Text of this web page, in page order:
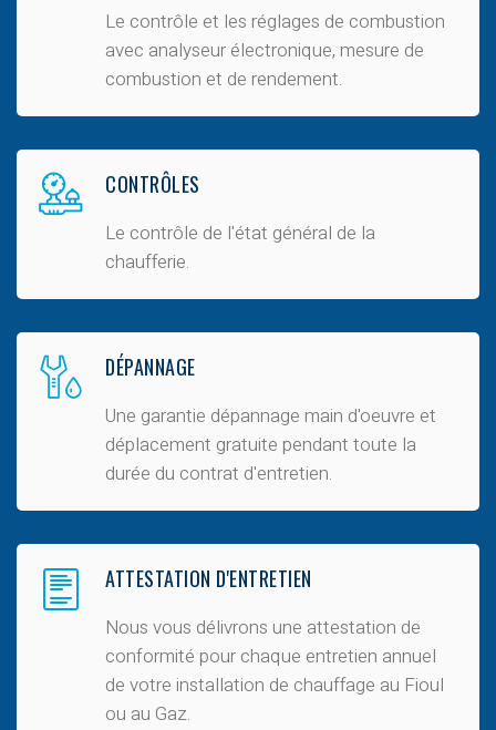
Le contrôle et les réglages de combustion
avec analyseur électronique, mesure de
combustion et de rendement.
CONTRÔLES
Le contrôle de l'état général de la
chaufferie.
DÉPANNAGE
Une garantie dépannage main d'oeuvre et
déplacement gratuite pendant toute la
durée du contrat d'entretien.
ATTESTATION D'ENTRETIEN
Nous vous délivrons une attestation de
conformité pour chaque entretien annuel
de votre installation de chauffage au Fioul
ou au Gaz.